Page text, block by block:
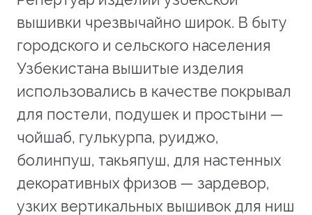
вышивки чрезвычайно широк. В быту
городского и сельского населения
Узбекистана вышитые изделия
использовались в качестве покрывал
для постели, подушек и простыни —
чойшаб, гулькурпа, руиджо,
болинпуш, такьяпуш, для настенных
декоративных фризов — зардевор,
узких вертикальных вышивок для ниш